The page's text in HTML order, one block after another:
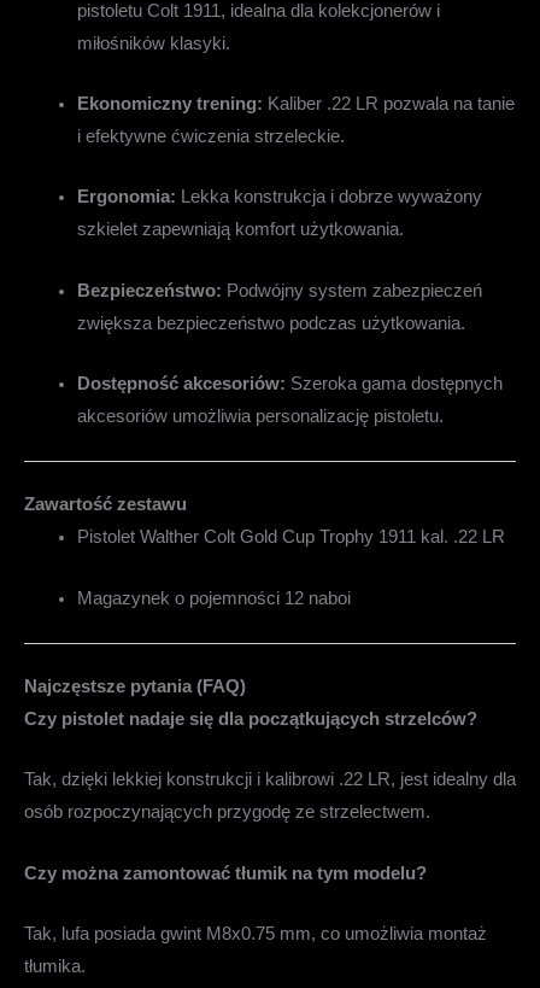
pistoletu Colt 1911, idealna dla kolekcjonerów i
miłośników klasyki.
Ekonomiczny trening: Kaliber .22 LR pozwala na tanie
i efektywne ćwiczenia strzeleckie.
Ergonomia: Lekka konstrukcja i dobrze wyważony
szkielet zapewniają komfort użytkowania.
Bezpieczeństwo: Podwójny system zabezpieczeń
zwiększa bezpieczeństwo podczas użytkowania.
Dostępność akcesoriów: Szeroka gama dostępnych
akcesoriów umożliwia personalizację pistoletu.
Zawartość zestawu
Pistolet Walther Colt Gold Cup Trophy 1911 kal. .22 LR
Magazynek o pojemności 12 naboi
Najczęstsze pytania (FAQ)
Czy pistolet nadaje się dla początkujących strzelców?
Tak, dzięki lekkiej konstrukcji i kalibrowi .22 LR, jest idealny dla
osób rozpoczynających przygodę ze strzelectwem.
Czy można zamontować tłumik na tym modelu?
Tak, lufa posiada gwint M8x0.75 mm, co umożliwia montaż
tłumika.